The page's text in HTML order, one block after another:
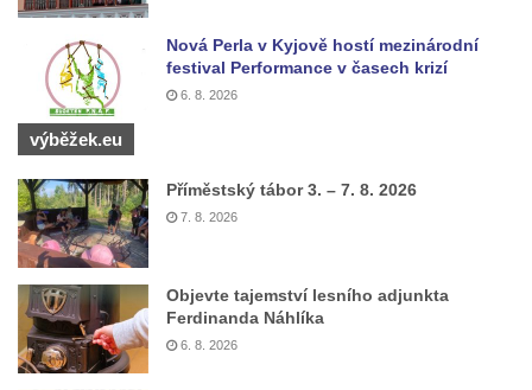
Nová Perla v Kyjově hostí mezinárodní
festival Performance v časech krizí
6. 8. 2026
výběžek.eu
Příměstský tábor 3. – 7. 8. 2026
7. 8. 2026
Objevte tajemství lesního adjunkta
Ferdinanda Náhlíka
6. 8. 2026